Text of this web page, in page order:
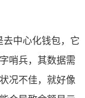
去中心化钱包，它
哨兵，其数据需
况不佳，就好像